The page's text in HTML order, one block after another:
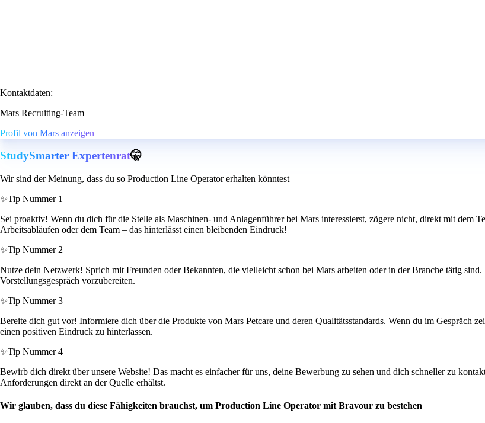
Kontaktdaten:
Mars Recruiting-Team
Profil von Mars anzeigen
StudySmarter Expertenrat🤫
Wir sind der Meinung, dass du so Production Line Operator erhalten könntest
✨Tip Nummer 1
Sei proaktiv! Wenn du dich für die Stelle als Maschinen- und Anlagenführer bei Mars interessierst, zögere nicht, direkt mit dem
Arbeitsabläufen oder dem Team – das hinterlässt einen bleibenden Eindruck!
✨Tip Nummer 2
Nutze dein Netzwerk! Sprich mit Freunden oder Bekannten, die vielleicht schon bei Mars arbeiten oder in der Branche tätig
Vorstellungsgespräch vorzubereiten.
✨Tip Nummer 3
Bereite dich gut vor! Informiere dich über die Produkte von Mars Petcare und deren Qualitätsstandards. Wenn du im Gespräch
einen positiven Eindruck zu hinterlassen.
✨Tip Nummer 4
Bewirb dich direkt über unsere Website! Das macht es einfacher für uns, deine Bewerbung zu sehen und dich schneller zu
Anforderungen direkt an der Quelle erhältst.
Wir glauben, dass du diese Fähigkeiten brauchst, um Production Line Operator mit Bravour zu bestehen